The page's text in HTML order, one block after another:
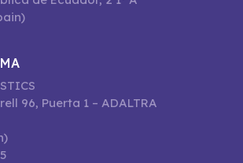
96, Puerta 1 – ADALTRA